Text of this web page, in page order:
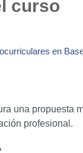
curso
en
una propuesta
profesional.